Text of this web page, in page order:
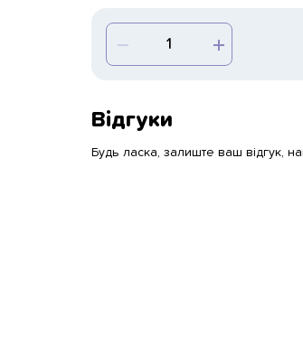
Відгуки
Будь ласка, залиште ваш відгук,